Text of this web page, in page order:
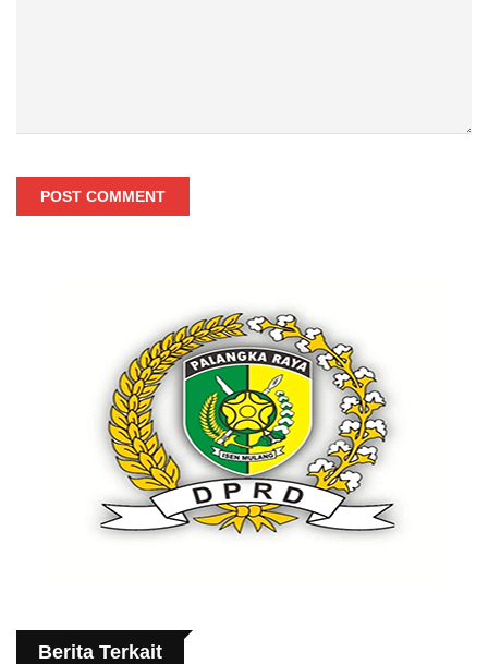
POST COMMENT
Berita Terkait